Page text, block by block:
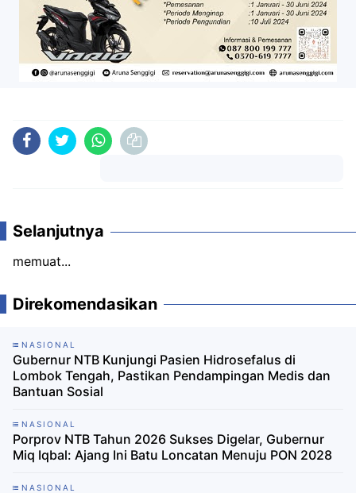
Selanjutnya
memuat...
Direkomendasikan
NASIONAL
Gubernur NTB Kunjungi Pasien Hidrosefalus di
Lombok Tengah, Pastikan Pendampingan Medis dan
Bantuan Sosial
NASIONAL
Porprov NTB Tahun 2026 Sukses Digelar, Gubernur
Miq Iqbal: Ajang Ini Batu Loncatan Menuju PON 2028
NASIONAL